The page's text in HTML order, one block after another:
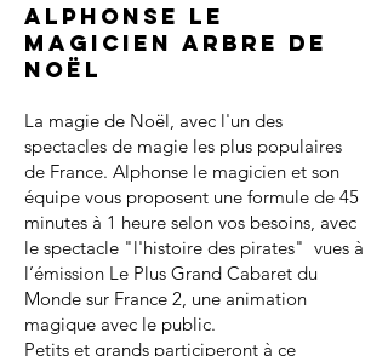
Alphonse le
magicien arbre de
noël
La magie de Noël, avec l'un des
spectacles de magie les plus populaires
de France. Alphonse le magicien et son
équipe vous proposent une formule de 45
minutes à 1 heure selon vos besoins, avec
le spectacle "l'histoire des pirates" vues à
l’émission Le Plus Grand Cabaret du
Monde sur France 2, une animation
magique avec le public.
Petits et grands participeront à ce